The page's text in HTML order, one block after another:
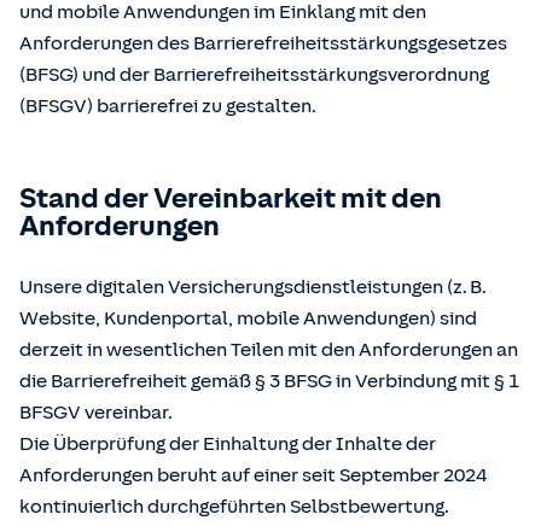
und mobile Anwendungen im Einklang mit den
Anforderungen des Barrierefreiheitsstärkungsgesetzes
(BFSG) und der Barrierefreiheitsstärkungsverordnung
(BFSGV) barrierefrei zu gestalten.
Stand der Vereinbarkeit mit den
Anforderungen
Unsere digitalen Versicherungsdienstleistungen (z. B.
Website, Kundenportal, mobile Anwendungen) sind
derzeit in wesentlichen Teilen mit den Anforderungen an
die Barrierefreiheit gemäß § 3 BFSG in Verbindung mit § 1
BFSGV vereinbar.
Die Überprüfung der Einhaltung der Inhalte der
Anforderungen beruht auf einer seit September 2024
kontinuierlich durchgeführten Selbstbewertung.